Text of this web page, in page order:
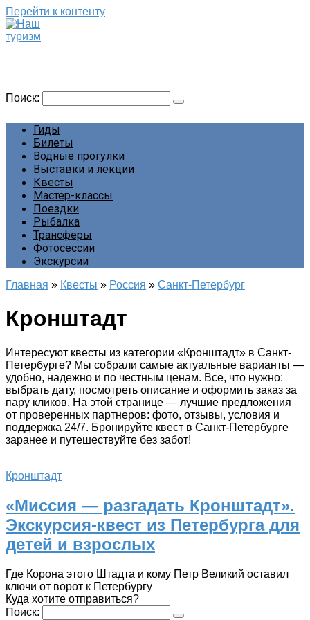
Перейти к контенту
Поиск:
Гиды
Билеты
Водные прогулки
Выставки и лекции
Квесты
Мастер-классы
Поездки
Рыбалка
Трансферы
Фотосессии
Экскурсии
Главная » Квесты » Россия » Санкт-Петербург
Кронштадт
Интересуют квесты из категории «Кронштадт» в Санкт-
Петербурге? Мы собрали самые актуальные варианты —
удобно, надежно и по честным ценам. Все, что нужно:
выбрать дату, посмотреть описание и оформить заказ за
пару кликов. На этой странице — лучшие предложения
от проверенных партнеров: фото, отзывы, условия и
поддержка 24/7. Бронируйте квест в Санкт-Петербурге
заранее и путешествуйте без забот!
Кронштадт
«Миссия — разгадать Кронштадт».
Экскурсия-квест из Петербурга для
детей и взрослых
Где Корона этого Штадта и кому Петр Великий оставил
ключи от ворот к Петербургу
Куда хотите отправиться?
Поиск: